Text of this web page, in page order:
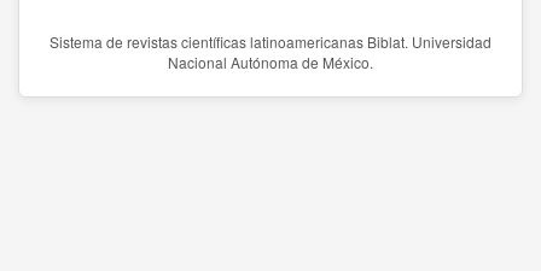
Sistema de revistas científicas latinoamericanas Biblat. Universidad
Nacional Autónoma de México.